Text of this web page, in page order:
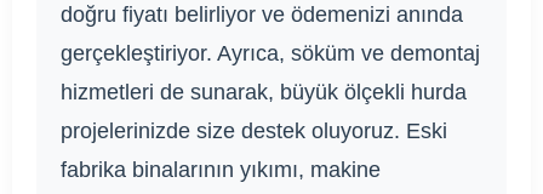
doğru fiyatı belirliyor ve ödemenizi anında
gerçekleştiriyor. Ayrıca, söküm ve demontaj
hizmetleri de sunarak, büyük ölçekli hurda
projelerinizde size destek oluyoruz. Eski
fabrika binalarının yıkımı, makine